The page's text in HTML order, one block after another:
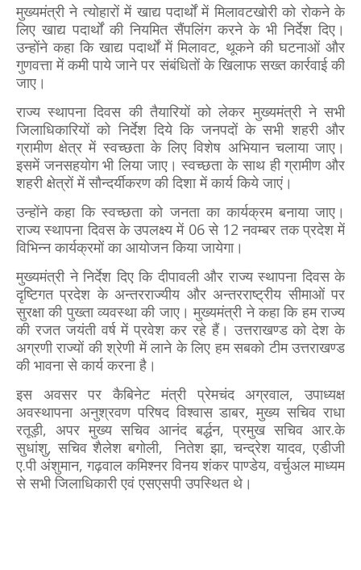
मुख्यमंत्री ने त्योहारों में खाद्य पदार्थों में मिलावटखोरी को रोकने के
लिए खाद्य पदार्थों की नियमित सैंपलिंग करने के भी निर्देश दिए।
उन्होंने कहा कि खाद्य पदार्थों में मिलावट, थूकने की घटनाओं और
गुणवत्ता में कमी पाये जाने पर संबंधितों के खिलाफ सख्त कार्रवाई की
जाए।
राज्य स्थापना दिवस की तैयारियों को लेकर मुख्यमंत्री ने सभी
जिलाधिकारियों को निर्देश दिये कि जनपदों के सभी शहरी और
ग्रामीण क्षेत्र में स्वच्छता के लिए विशेष अभियान चलाया जाए।
इसमें जनसहयोग भी लिया जाए। स्वच्छता के साथ ही ग्रामीण और
शहरी क्षेत्रों में सौन्दर्यीकरण की दिशा में कार्य किये जाएं।
उन्होंने कहा कि स्वच्छता को जनता का कार्यक्रम बनाया जाए।
राज्य स्थापना दिवस के उपलक्ष्य में 06 से 12 नवम्बर तक प्रदेश में
विभिन्न कार्यक्रमों का आयोजन किया जायेगा।
मुख्यमंत्री ने निर्देश दिए कि दीपावली और राज्य स्थापना दिवस के
दृष्टिगत प्रदेश के अन्तरराज्यीय और अन्तरराष्ट्रीय सीमाओं पर
सुरक्षा की पुख्ता व्यवस्था की जाए। मुख्यमंत्री ने कहा कि हम राज्य
की रजत जयंती वर्ष में प्रवेश कर रहे हैं। उत्तराखण्ड को देश के
अग्रणी राज्यों की श्रेणी में लाने के लिए हम सबको टीम उत्तराखण्ड
की भावना से कार्य करना है।
इस अवसर पर कैबिनेट मंत्री प्रेमचंद अग्रवाल, उपाध्यक्ष
अवस्थापना अनुश्रवण परिषद विश्वास डाबर, मुख्य सचिव राधा
रतूड़ी, अपर मुख्य सचिव आनंद बर्द्धन, प्रमुख सचिव आर.के
सुधांशु, सचिव शैलेश बगोली, नितेश झा, चन्द्रेश यादव, एडीजी
ए.पी अंशुमान, गढ़वाल कमिश्नर विनय शंकर पाण्डेय, वर्चुअल माध्यम
से सभी जिलाधिकारी एवं एसएसपी उपस्थित थे।